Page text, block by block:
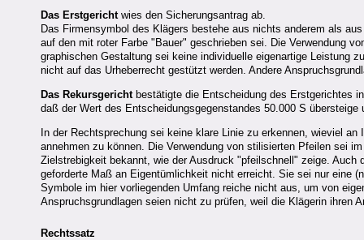
Das Erstgericht wies den Sicherungsantrag ab.
Das Firmensymbol des Klägers bestehe aus nichts anderem als
auf den mit roter Farbe "Bauer" geschrieben sei. Die Verwendung
graphischen Gestaltung sei keine individuelle eigenartige Leistung
nicht auf das Urheberrecht gestützt werden. Andere
Das Rekursgerichtbestätigte die Entscheidung des Erstgerichtes
daß der Wert des Entscheidungsgegenstandes 50.000 S
In der Rechtsprechung sei keine klare Linie zu erkennen, wieviel
annehmen zu können. Die Verwendung von stilisierten Pfeilen sei
Zielstrebigkeit bekannt, wie der Ausdruck "pfeilschnell" zeige.
geforderte Maß an Eigentümlichkeit nicht erreicht. Sie sei nur eine
Symbole im hier vorliegenden Umfang reiche nicht aus, um von
Anspruchsgrundlagen seien nicht zu prüfen, weil die Klägerin ihren
Rechtssatz